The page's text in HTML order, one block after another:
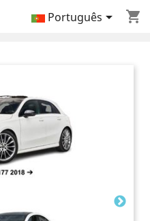
shopping_cart
Português